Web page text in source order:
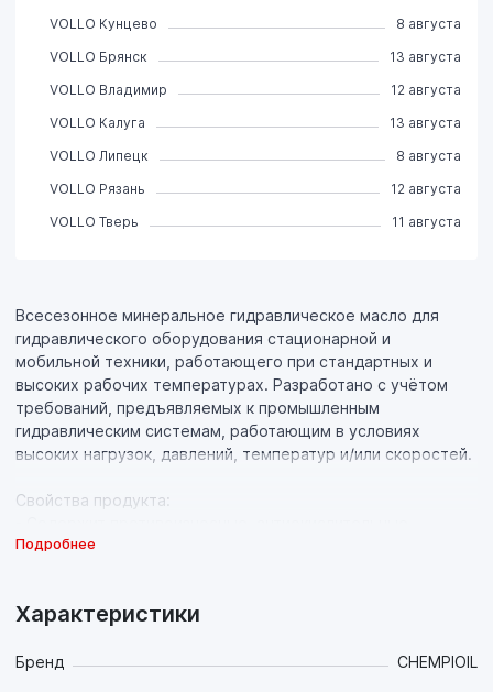
Всесезонное минеральное гидравлическое масло для
гидравлического оборудования стационарной и
мобильной техники, работающего при стандартных и
высоких рабочих температурах. Разработано с учётом
требований, предъявляемых к промышленным
гидравлическим системам, работающим в условиях
высоких нагрузок, давлений, температур и/или скоростей.
Свойства продукта:
антикоррозионные и антипенные присадки.
гидронасосов, что обеспечивает их долгий срок службы;
обеспечивают идеальную чистоту деталей гидросистемы,
Подробнее
Характеристики
Бренд CHEMPIOIL
VOLLO Кунцево
8 августа
VOLLO Брянск
13 августа
VOLLO Владимир
12 августа
VOLLO Калуга
13 августа
VOLLO Липецк
8 августа
VOLLO Рязань
12 августа
VOLLO Тверь
11 августа